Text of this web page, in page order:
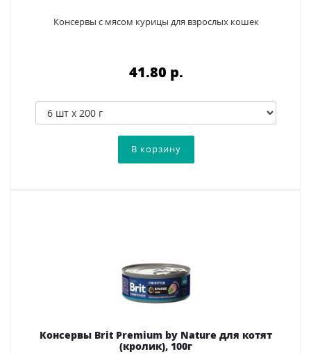
Консервы с мясом курицы для взрослых кошек
41.80 p.
Консервы Brit Premium by Nature для котят
(кролик), 100г